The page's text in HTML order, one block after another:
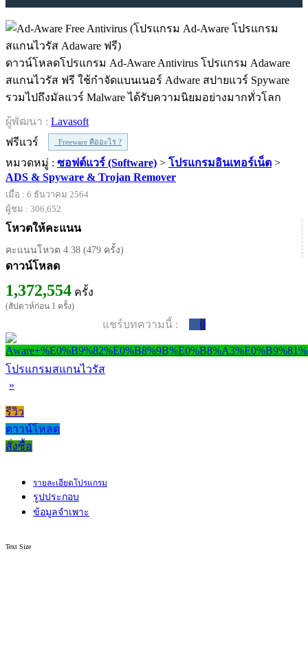
ดาวน์โหลดโปรแกรม Ad-Aware Antivirus โปรแกรม Adaware
สแกนไวรัส ฟรี ใช้กำจัดแบนเนอร์ Adware สปายแวร์ Spyware
รวมไปถึงมัลแวร์ Malware ได้รับความนิยมอย่างมากทั่วโลก
ผู้พัฒนา : Lavasoft
ฟรีแวร์
Freeware คืออะไร ?
หมวดหมู่ : ซอฟต์แวร์ (Software) > โปรแกรมอินเทอร์เน็ต >
ADS & Spyware & Trojan Remover
เมื่อ : 6 ธันวาคม 2564
ผู้ชม : 306,652
โหวตให้คะแนน
คะแนนโหวต 4.38 (479 ครั้ง)
ดาวน์โหลด
1,372,554 ครั้ง
(สัปดาห์ก่อน 1 ครั้ง)
แชร์บทความนี้ : 0
โปรแกรมสแกนไวรัส
»
รีวิว
ดาวน์โหลด
สั่งซื้อ
รายละเอียดโปรแกรม
รูปประกอบ
ข้อมูลจำเพาะ
Text Size